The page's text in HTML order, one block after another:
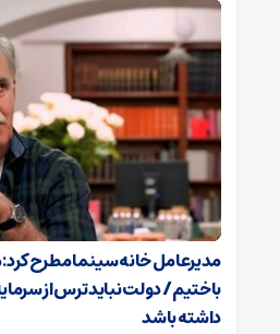
مدیرعامل خانه سینما مطرح‌ کرد:
باختیم / دولت نباید ترس از
داشته باشد